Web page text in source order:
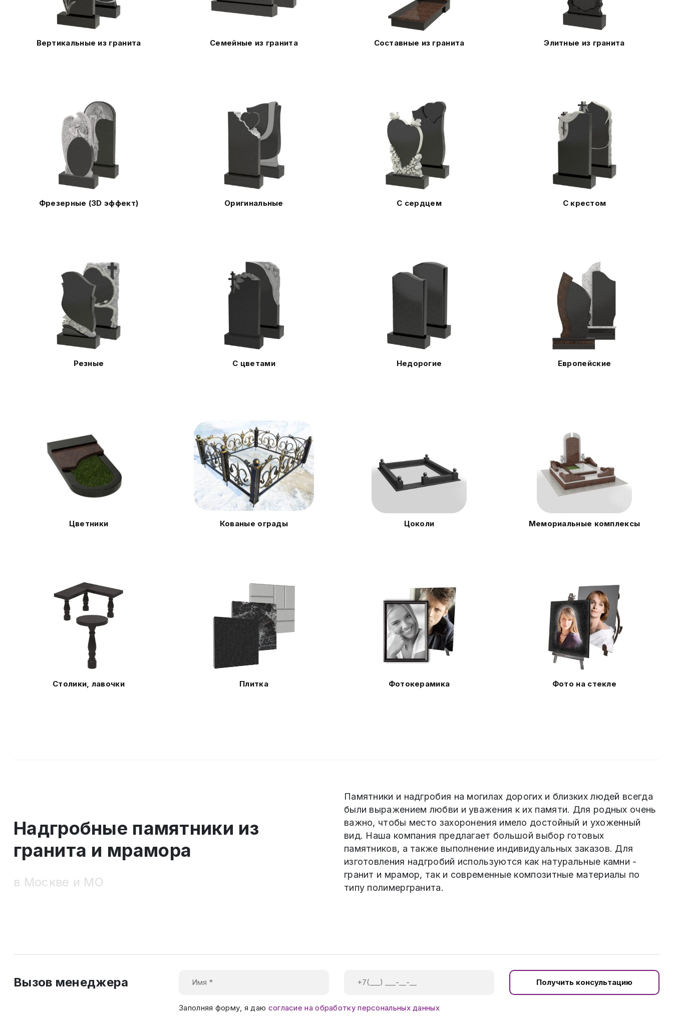
Вертикальные из гранита Семейные из гранита Составные из гранита Элитные из гранита
Фрезерные (3D эффект) Оригинальные С сердцем С крестом
Резные С цветами Недорогие Европейские
Цветники Кованые ограды Цоколи Мемориальные комплексы
Столики, лавочки Плитка Фотокерамика Фото на стекле
Надгробные памятники из
гранита и мрамора
в Москве и МО
Памятники и надгробия на могилах дорогих и близких людей всегда
были выражением любви и уважения к их памяти. Для родных очень
важно, чтобы место захоронения имело достойный и ухоженный
вид. Наша компания предлагает большой выбор готовых
памятников, а также выполнение индивидуальных заказов. Для
изготовления надгробий используются как натуральные камни -
гранит и мрамор, так и современные композитные материалы по
типу полимергранита.
Вызов менеджера Получить консультацию
Заполняя форму, я даю согласие на обработку персональных данных